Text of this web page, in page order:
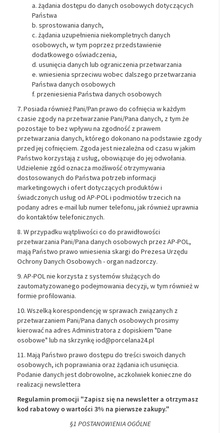
a. żądania dostępu do danych osobowych dotyczących
Państwa
b. sprostowania danych,
c. żądania uzupełnienia niekompletnych danych
osobowych, w tym poprzez przedstawienie
dodatkowego oświadczenia,
d. usunięcia danych lub ograniczenia przetwarzania
e. wniesienia sprzeciwu wobec dalszego przetwarzania
Państwa danych osobowych
f. przeniesienia Państwa danych osobowych
7. Posiada również Pani/Pan prawo do cofnięcia w każdym
czasie zgody na przetwarzanie Pani/Pana danych, z tym że
pozostaje to bez wpływu na zgodność z prawem
przetwarzania danych, którego dokonano na podstawie zgody
przed jej cofnięciem. Zgoda jest niezależna od czasu w jakim
Państwo korzystają z usług, obowiązuje do jej odwołania.
Udzielenie zgód oznacza możliwość otrzymywania
dostosowanych do Państwa potrzeb informacji
marketingowych i ofert dotyczących produktów i
świadczonych usług od AP-POL i podmiotów trzecich na
podany adres e-mail lub numer telefonu, jak również uprawnia
do kontaktów telefonicznych.
8. W przypadku wątpliwości co do prawidłowości
przetwarzania Pani/Pana danych osobowych przez AP-POL,
mają Państwo prawo wniesienia skargi do Prezesa Urzędu
Ochrony Danych Osobowych - organ nadzorczy.
9. AP-POL nie korzysta z systemów służących do
zautomatyzowanego podejmowania decyzji, w tym również w
formie profilowania.
10. Wszelką korespondencję w sprawach związanych z
przetwarzaniem Pani/Pana danych osobowych prosimy
kierować na adres Administratora z dopiskiem "Dane
osobowe" lub na skrzynkę iod@porcelana24.pl
11. Mają Państwo prawo dostępu do treści swoich danych
osobowych, ich poprawiania oraz żądania ich usunięcia.
Podanie danych jest dobrowolne, aczkolwiek konieczne do
realizacji newslettera
Regulamin promocji "Zapisz się na newsletter a otrzymasz
kod rabatowy o wartości 3% na pierwsze zakupy."
§1 POSTANOWIENIA OGÓLNE